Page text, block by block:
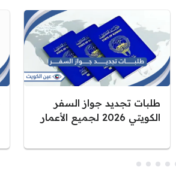
طلبات تجديد جواز السفر
الكويتي 2026 لجميع الأعمار